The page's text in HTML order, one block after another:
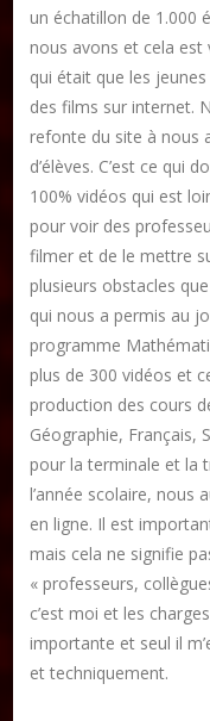
un échatillon de 1.000
nous avons et cela
qui était que les
des films sur internet.
refonte du site à nous
d’élèves. C’est ce qui
100% vidéos qui est
pour voir des
filmer et de le mettre
plusieurs obstacles
qui nous a permis au
programme
plus de 300 vidéos et
production des cours
Géographie, Français,
pour la terminale et la
l’année scolaire, nous
en ligne. Il est
mais cela ne signifie
« professeurs,
c’est moi et les
importante et seul il
et techniquement.